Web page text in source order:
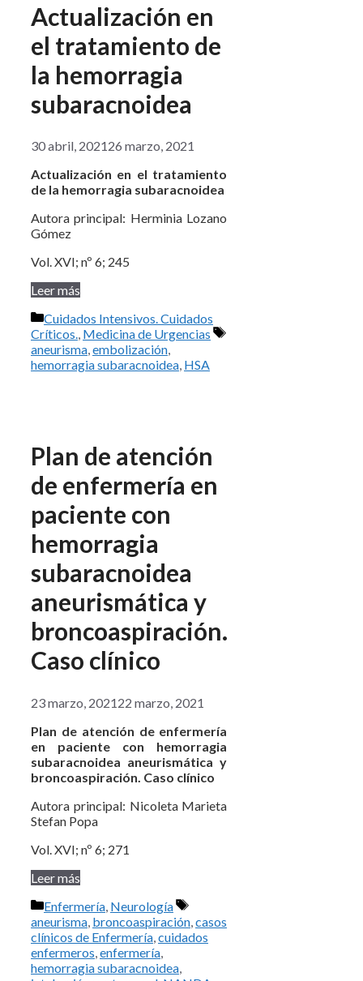
Actualización en
el tratamiento de
la hemorragia
subaracnoidea
30 abril, 202126 marzo, 2021
Actualización en el tratamiento
de la hemorragia subaracnoidea
Autora principal: Herminia Lozano
Gómez
Vol. XVI; nº 6; 245
Leer más
Categorías
Cuidados Intensivos. Cuidados
Críticos., Medicina de Urgencias
Etiquetas
aneurisma,embolización,
hemorragia subaracnoidea, HSA
Plan de atención
de enfermería en
paciente con
hemorragia
subaracnoidea
aneurismática y
broncoaspiración.
Caso clínico
23 marzo, 202122 marzo, 2021
Plan de atención de enfermería
en paciente con hemorragia
subaracnoidea aneurismática y
broncoaspiración. Caso clínico
Autora principal: Nicoleta Marieta
Stefan Popa
Vol. XVI; nº 6; 271
Leer más
Categorías
Enfermería, Neurología
Etiquetas
aneurisma, broncoaspiración,casos
clínicos de Enfermería,cuidados
enfermeros,enfermería,
hemorragia subaracnoidea,